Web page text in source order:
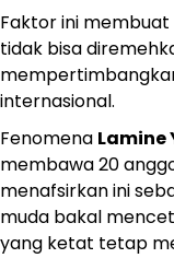
Faktor ini
tidak bisa
internasional.
Fenomena Lamine
membawa 20
menafsirkan ini
muda bakal
yang ketat tetap